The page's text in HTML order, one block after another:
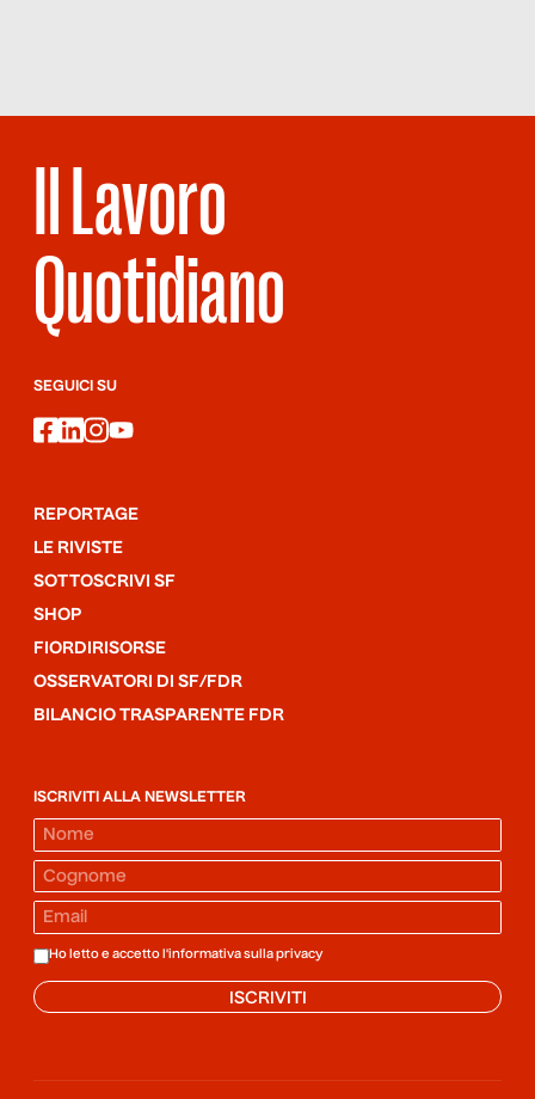
Il Lavoro
Quotidiano
SEGUICI SU
facebook
linkedin
instagram
youtube
REPORTAGE
LE RIVISTE
SOTTOSCRIVI SF
SHOP
FIORDIRISORSE
OSSERVATORI DI SF/FDR
BILANCIO TRASPARENTE FDR
ISCRIVITI ALLA NEWSLETTER
Ho letto e accetto l'informativa sulla privacy
ISCRIVITI